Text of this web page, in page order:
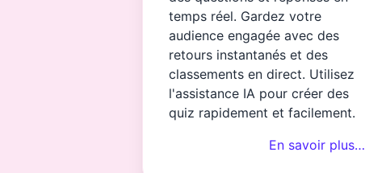
temps réel. Gardez votre
audience engagée avec des
retours instantanés et des
classements en direct. Utilisez
l'assistance IA pour créer des
quiz rapidement et facilement.
En savoir plus…